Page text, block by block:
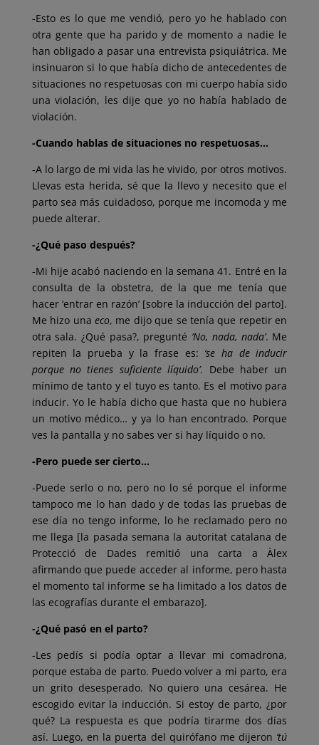
-Esto es lo que me vendió, pero yo he hablado con
otra gente que ha parido y de momento a nadie le
han obligado a pasar una entrevista psiquiátrica. Me
insinuaron si lo que había dicho de antecedentes de
situaciones no respetuosas con mi cuerpo había sido
una violación, les dije que yo no había hablado de
violación.
-Cuando hablas de situaciones no respetuosas…
-A lo largo de mi vida las he vivido, por otros motivos.
Llevas esta herida, sé que la llevo y necesito que el
parto sea más cuidadoso, porque me incomoda y me
puede alterar.
-¿Qué paso después?
-Mi hije acabó naciendo en la semana 41. Entré en la
consulta de la obstetra, de la que me tenía que
hacer ‘entrar en razón’ [sobre la inducción del parto].
Me hizo una eco, me dijo que se tenía que repetir en
otra sala. ¿Qué pasa?, pregunté ‘No, nada, nada’. Me
repiten la prueba y la frase es: ‘se ha de inducir
porque no tienes suficiente líquido’. Debe haber un
mínimo de tanto y el tuyo es tanto. Es el motivo para
inducir. Yo le había dicho que hasta que no hubiera
un motivo médico… y ya lo han encontrado. Porque
ves la pantalla y no sabes ver si hay líquido o no.
-Pero puede ser cierto…
-Puede serlo o no, pero no lo sé porque el informe
tampoco me lo han dado y de todas las pruebas de
ese día no tengo informe, lo he reclamado pero no
me llega [la pasada semana la autoritat catalana de
Protecció de Dades remitió una carta a Àlex
afirmando que puede acceder al informe, pero hasta
el momento tal informe se ha limitado a los datos de
las ecografías durante el embarazo].
-¿Qué pasó en el parto?
-Les pedís si podía optar a llevar mi comadrona,
porque estaba de parto. Puedo volver a mi parto, era
un grito desesperado. No quiero una cesárea. He
escogido evitar la inducción. Si estoy de parto, ¿por
qué? La respuesta es que podría tirarme dos días
así. Luego, en la puerta del quirófano me dijeron ‘tú